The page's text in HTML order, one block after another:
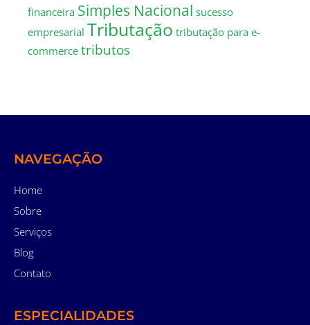
financeira Simples Nacional sucesso
empresarial Tributação tributação para e-
commercetributos
NAVEGAÇÃO
Home
Sobre
Serviços
Blog
Contato
ESPECIALIDADES